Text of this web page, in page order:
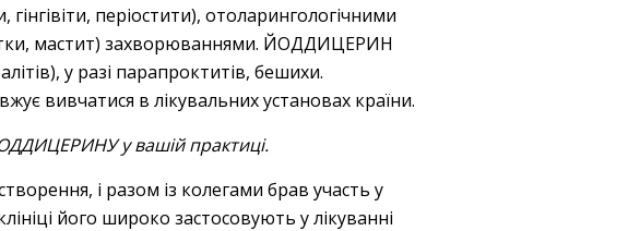
періостити), отоларингологічними
мастит) захворюваннями. ЙОДДИЦЕРИН
у разі парапроктитів, бешихи.
вивчатися в лікувальних установах країни.
у вашій практиці.
і разом із колегами брав участь у
його широко застосовують у лікуванні